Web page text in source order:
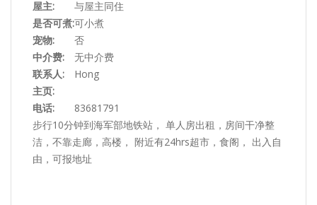
屋主:
与屋主同住
是否可煮:可小煮
宠物:
否
中介费:
无中介费
联系人:
Hong
主页:
电话:
83681791
步行10分钟到海军部地铁站， 单人房出租，房间干净整
洁，不靠走廊，高楼， 附近有24hrs超市，食阁， 出入自
由，可报地址